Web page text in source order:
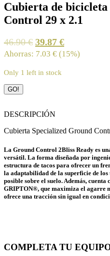
Cubierta de
Control 29 x 2.1
46.90€ 39.87 €
Ahorras: 7.03 € (15%)
Only 1 left in stock
Cubierta
de
Specialized
Control
x
2.1
quantity
GO!
DESCRIPCIÓN
Cubierta Specialized Ground
La Ground Control 2Bliss Ready es
versátil. La forma diseñada por
estructura de tacos para ofrecer un
la adaptabilidad de la superficie de
posible sobre el suelo. Además,
GRIPTON®, que maximiza el agarre
ofrece una tracción sin igual en
COMPLETA TU